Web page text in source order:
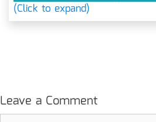
(Click to expand)
Leave a Comment